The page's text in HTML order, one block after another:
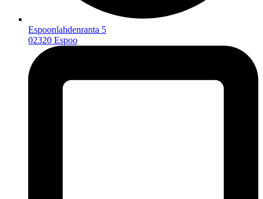
Espoonlahdenranta 5
02320 Espoo